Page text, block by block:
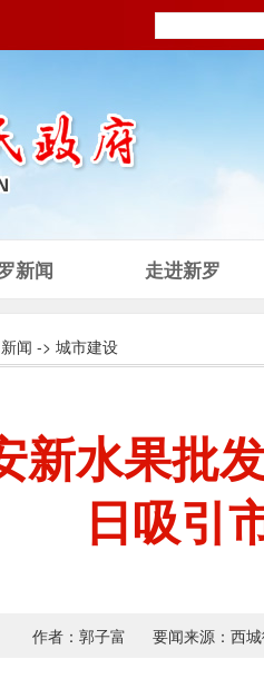
新闻 走进新罗
闻 -> 城市建设
新水果批
日吸引
作者：郭子富 要闻来源：西